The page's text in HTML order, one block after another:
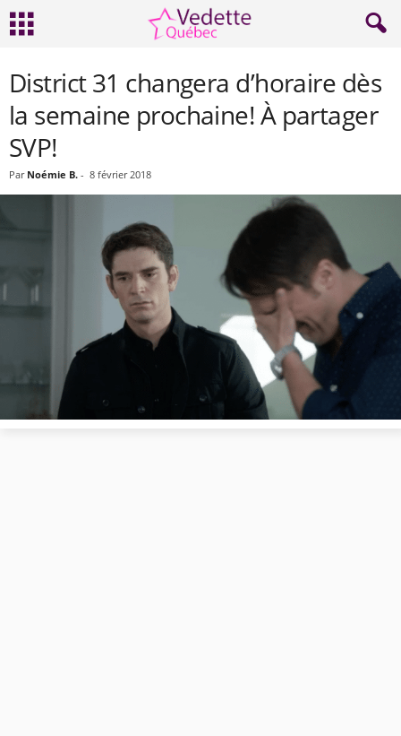
District 31 changera d’horaire dès
la semaine prochaine! À partager
SVP!
Par Noémie B. - 8 février 2018